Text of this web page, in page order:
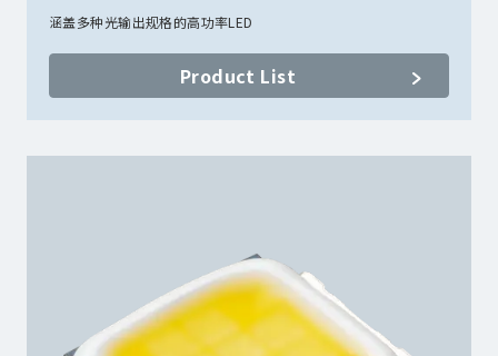
涵盖多种光输出规格的高功率LED
Product List